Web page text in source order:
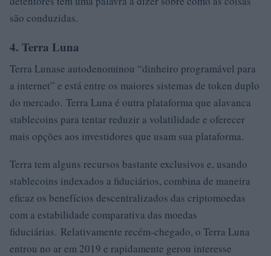
são conduzidas.
4. Terra Luna
Terra Lunase autodenominou “dinheiro programável para
a internet” e está entre os maiores sistemas de token duplo
do mercado. Terra Luna é outra plataforma que alavanca
stablecoins para tentar reduzir a volatilidade e oferecer
mais opções aos investidores que usam sua plataforma.
Terra tem alguns recursos bastante exclusivos e, usando
stablecoins indexados a fiduciários, combina de maneira
eficaz os benefícios descentralizados das criptomoedas
com a estabilidade comparativa das moedas
fiduciárias. Relativamente recém-chegado, o Terra Luna
entrou no ar em 2019 e rapidamente gerou interesse